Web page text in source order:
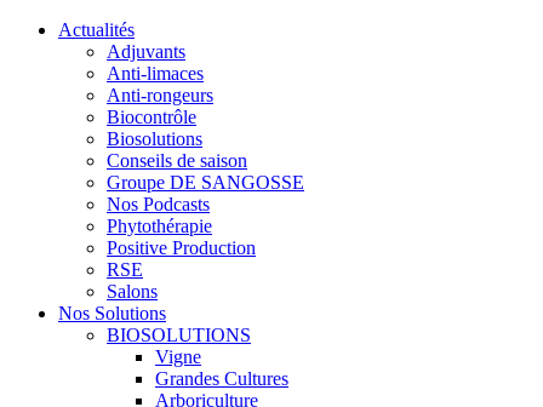
Actualités
Adjuvants
Anti-limaces
Anti-rongeurs
Biocontrôle
Biosolutions
Conseils de saison
Groupe DE SANGOSSE
Nos Podcasts
Phytothérapie
Positive Production
RSE
Salons
Nos Solutions
BIOSOLUTIONS
Vigne
Grandes Cultures
Arboriculture